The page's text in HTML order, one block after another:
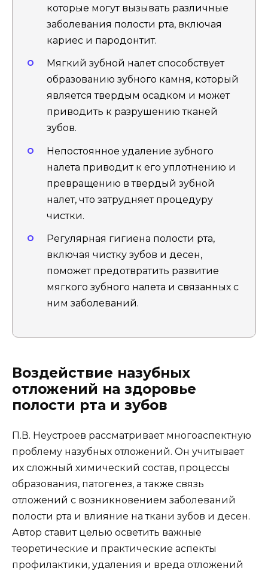
которые могут вызывать различные
заболевания полости рта, включая
кариес и пародонтит.
Мягкий зубной налет способствует
образованию зубного камня, который
является твердым осадком и может
приводить к разрушению тканей
зубов.
Непостоянное удаление зубного
налета приводит к его уплотнению и
превращению в твердый зубной
налет, что затрудняет процедуру
чистки.
Регулярная гигиена полости рта,
включая чистку зубов и десен,
поможет предотвратить развитие
мягкого зубного налета и связанных с
ним заболеваний.
Воздействие назубных
отложений на здоровье
полости рта и зубов
П.В. Неустроев рассматривает многоаспектную
проблему назубных отложений. Он учитывает
их сложный химический состав, процессы
образования, патогенез, а также связь
отложений с возникновением заболеваний
полости рта и влияние на ткани зубов и десен.
Автор ставит целью осветить важные
теоретические и практические аспекты
профилактики, удаления и вреда отложений